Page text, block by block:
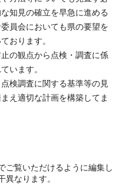
知見の確立を早急に進める
員会においても県の要望を
おります。
の観点から点検・調査に係
います。
検調査に関する基準等の見
え適切な計画を構築してま
ご覧いただけるように編集し
異なります。